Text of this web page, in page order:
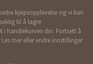
kjøpsopplevelse og vi kan
til å lagre
handlekurven din. Fortsett å
Les mer eller endre innstillinger